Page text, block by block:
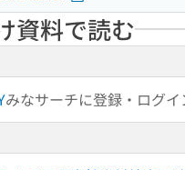
資料で読む
みなサーチに登録・ログ